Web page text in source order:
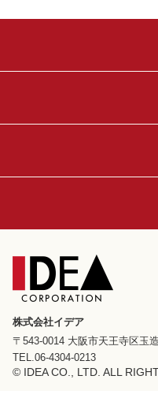
株式会社イデア
〒543-0014 大阪市天王寺区玉
TEL.06-4304-0213
© IDEA CO., LTD. ALL